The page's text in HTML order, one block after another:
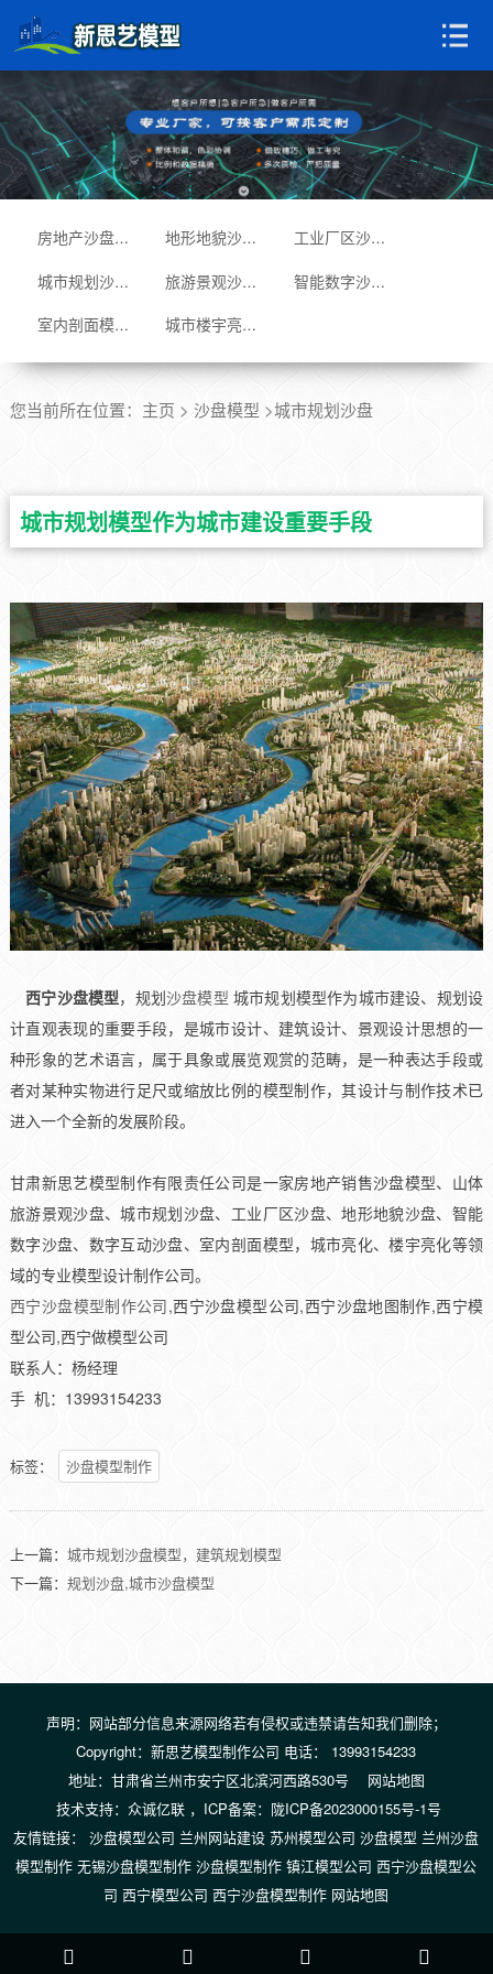
房地产沙盘模型 地形地貌沙盘 工业厂区沙盘
城市规划沙盘 旅游景观沙盘 智能数字沙盘
室内剖面模型 城市楼宇亮化
您当前所在位置： 主页 > 沙盘模型 >城市规划沙盘
城市规划模型作为城市建设重要手段
西宁沙盘模型，规划沙盘模型 城市规划模型作为城市建设、规划设
计直观表现的重要手段，是城市设计、建筑设计、景观设计思想的一
种形象的艺术语言，属于具象或展览观赏的范畴，是一种表达手段或
者对某种实物进行足尺或缩放比例的模型制作，其设计与制作技术已
进入一个全新的发展阶段。
甘肃新思艺模型制作有限责任公司是一家房地产销售沙盘模型、山体
旅游景观沙盘、城市规划沙盘、工业厂区沙盘、地形地貌沙盘、智能
数字沙盘、数字互动沙盘、室内剖面模型，城市亮化、楼宇亮化等领
域的专业模型设计制作公司。
西宁沙盘模型制作公司,西宁沙盘模型公司,西宁沙盘地图制作,西宁模
型公司,西宁做模型公司
联系人：杨经理
手 机：13993154233
标签： 沙盘模型制作
上一篇： 城市规划沙盘模型，建筑规划模型
下一篇： 规划沙盘,城市沙盘模型
声明：网站部分信息来源网络若有侵权或违禁请告知我们删除；
Copyright：新思艺模型制作公司 电话： 13993154233
地址：甘肃省兰州市安宁区北滨河西路530号 网站地图
技术支持： 众诚亿联，ICP备案： 陇ICP备2023000155号-1号
友情链接：沙盘模型公司 兰州网站建设 苏州模型公司 沙盘模型 兰州沙盘
模型制作 无锡沙盘模型制作 沙盘模型制作 镇江模型公司 西宁沙盘模型公
司 西宁模型公司 西宁沙盘模型制作 网站地图